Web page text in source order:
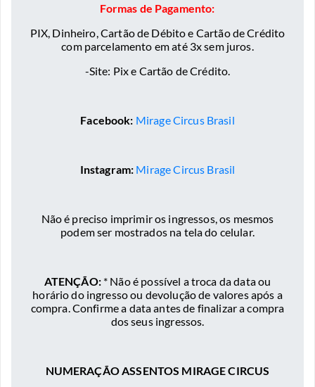
Formas de Pagamento:
PIX, Dinheiro, Cartão de Débito e Cartão de Crédito
com parcelamento em até 3x sem juros.
-Site: Pix e Cartão de Crédito.
Facebook: Mirage Circus Brasil
Instagram: Mirage Circus Brasil
Não é preciso imprimir os ingressos, os mesmos
podem ser mostrados na tela do celular.
ATENÇÃO:* Não é possível a troca da data ou
horário do ingresso ou devolução de valores após a
compra. Confirme a data antes de finalizar a compra
dos seus ingressos.
NUMERAÇÃO ASSENTOS MIRAGE CIRCUS